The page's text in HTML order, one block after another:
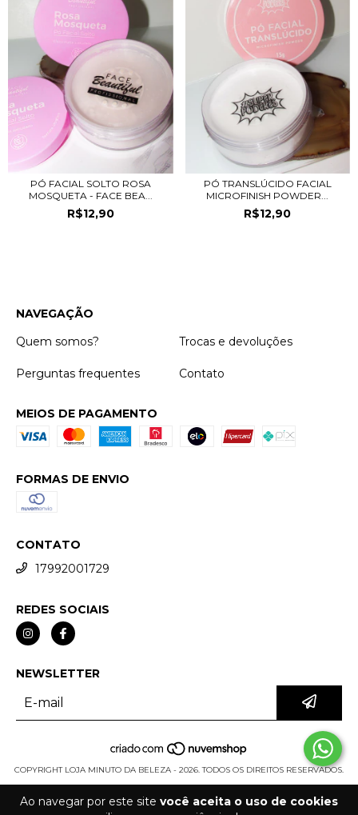
Ao navegar por este site você aceita o uso de cookies
PÓ FACIAL SOLTO ROSA
MOSQUETA - FACE BEA...
R$12,90
PÓ TRANSLÚCIDO FACIAL
MICROFINISH POWDER...
R$12,90
NAVEGAÇÃO
Quem somos?
Trocas e devoluções
Perguntas frequentes Contato
MEIOS DE PAGAMENTO
FORMAS DE ENVIO
CONTATO
17992001729
REDES SOCIAIS
NEWSLETTER
COPYRIGHT LOJA MINUTO DA BELEZA - 2026. TODOS OS DIREITOS RESERVADOS.